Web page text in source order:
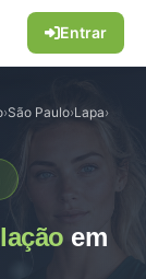
Entrar
›São Paulo›Lapa›
em